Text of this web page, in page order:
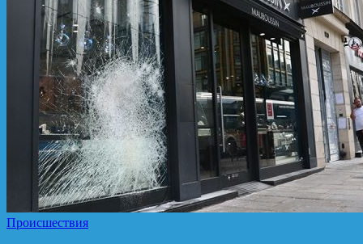
Происшествия